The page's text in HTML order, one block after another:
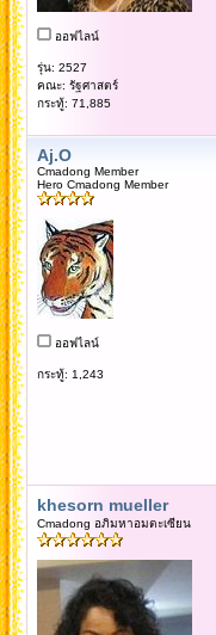
ออฟไลน์
รุ่น: 2527
คณะ: รัฐศาสตร์
กระทู้: 71,885
Aj.O
Cmadong Member
Hero Cmadong Member
ออฟไลน์
กระทู้: 1,243
khesorn mueller
Cmadong อภิมหาอมตะเซียน